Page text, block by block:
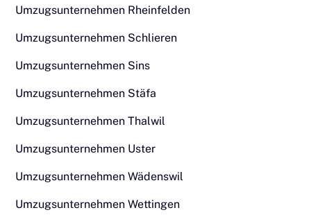
Umzugsunternehmen Rheinfelden
Umzugsunternehmen Schlieren
Umzugsunternehmen Sins
Umzugsunternehmen Stäfa
Umzugsunternehmen Thalwil
Umzugsunternehmen Uster
Umzugsunternehmen Wädenswil
Umzugsunternehmen Wettingen